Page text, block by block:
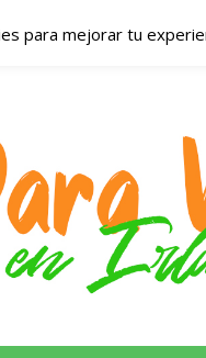
–
los que viven, estudian y
para mejorar tu